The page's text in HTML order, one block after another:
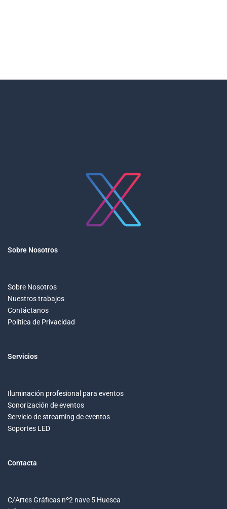
Sobre Nosotros
Sobre Nosotros
Nuestros trabajos
Contáctanos
Política de Privacidad
Servicios
Iluminación profesional para eventos
Sonorización de eventos
Servicio de streaming de eventos
Soportes LED
Contacta
C/Artes Gráficas nº2 nave 5 Huesca